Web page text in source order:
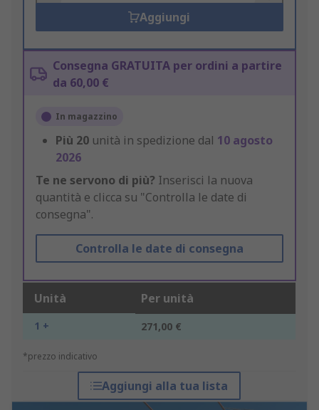
Aggiungi
Consegna GRATUITA per ordini a partire
da 60,00 €
In magazzino
Più 20 unità in spedizione dal 10 agosto
2026
Te ne servono di più? Inserisci la nuova
quantità e clicca su "Controlla le date di
consegna".
Controlla le date di consegna
Unità Per unità
1 + 271,00 €
*prezzo indicativo
Aggiungi alla tua lista